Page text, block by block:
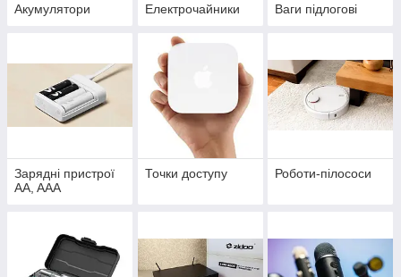
Акумулятори Електрочайники Ваги підлогові
Зарядні пристрої
AA, AAA
Точки доступу Роботи-пілососи